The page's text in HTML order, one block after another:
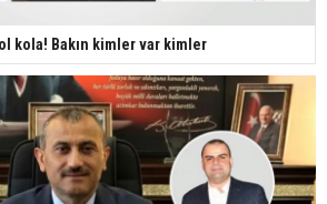
kola! Bakın kimler var kimler